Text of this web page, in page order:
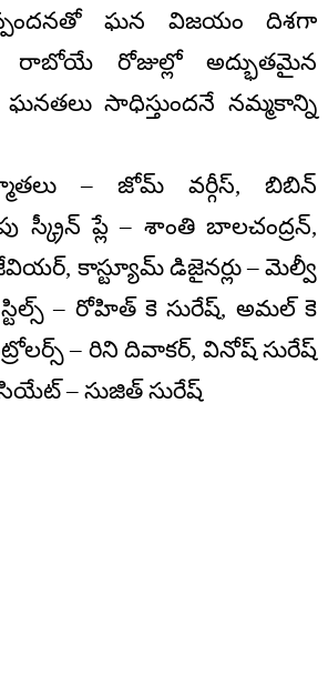
ఘన విజయం దిశగా
రాబోయే రోజుల్లో అద్భుతమైన
ఘనతలు సాధిస్తుందనే నమ్మకాన్ని
– జోమ్ వర్గీస్, బిబిన్
స్క్రీన్ ప్లే – శాంతి బాలచంద్రన్,
కాస్ట్యూమ్ డిజైనర్లు – మెల్వీ
– రోహిత్ కె సురేష్, అమల్ కె
– రిని దివాకర్, వినోష్ సురేష్
– సుజిత్ సురేష్